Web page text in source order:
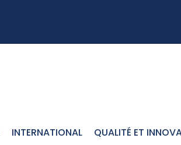
INTERNATIONAL QUALITÉ ET